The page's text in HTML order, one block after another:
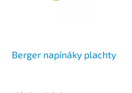
Berger napínáky plachty